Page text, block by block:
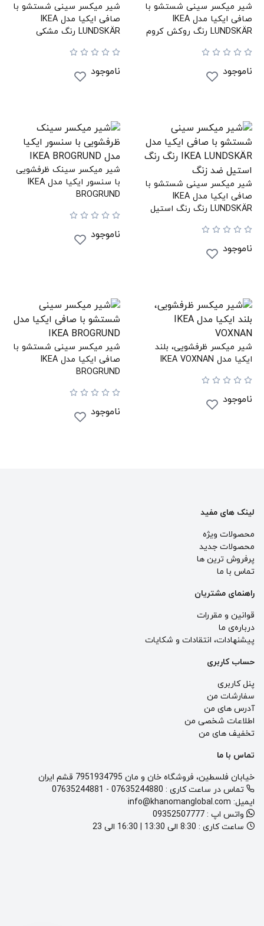
شیر میکسر سینی شستشو با
صافی ایکیا مدل IKEA
LUNDSKÄR رنگ روکش کروم
ناموجود
شیر میکسر سینی شستشو با
صافی ایکیا مدل IKEA
LUNDSKÄR رنگ مشکی
ناموجود
شیر میکسر سینی شستشو با
صافی ایکیا مدل IKEA
LUNDSKÄR رنگ رنگ استیل
ناموجود
شیر میکسر سینک ظرفشویی
با سنسور ایکیا مدل IKEA
BROGRUND
ناموجود
شیر میکسر ظرفشویی، بلند
ایکیا مدل IKEA VOXNAN
ناموجود
شیر میکسر سینی شستشو با
صافی ایکیا مدل IKEA
BROGRUND
ناموجود
لینک های مفید
محصولات ویژه
محصولات جدید
پرفروش ترین‌ ها
تماس با ما
راهنمای مشتریان
قوانین و مقررات
درباره‌ی ما
پيشنهادات، انتقادات و شكايات
حساب کاربری
پنل کاربری
سفارشات من
آدرس های من
اطلاعات شخصی من
تخفیف های من
تماس با ما
خیابان فلسطین، فروشگاه خان و مان 7951934795 قشم ایران
تماس در ساعت کاری : 07635244880
-
07635244881
ایمیل: info@khanomanglobal.com
واتس اپ : 09352507777
ساعت کاری : 8:30 الی 13:30 | 16:30 الی 23